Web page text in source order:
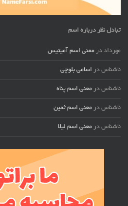
تبادل نظر درباره اسم
مهرداد در معنی اسم آمیتیس
ناشناس در اسامی بلوچی
ناشناس در معنی اسم پناه
ناشناس در معنی اسم ثمین
ناشناس در معنی اسم لیلا